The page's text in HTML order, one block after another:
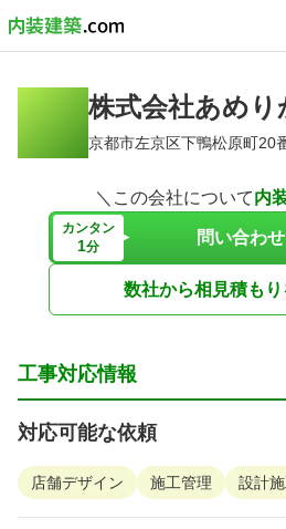
株式会社あめり
京都市左京区下鴨松原町20
＼この会社について内
カンタン
1分 問い合わ
数社から相見積も
工事対応情報
対応可能な依頼
店舗デザイン 施工管理 設計